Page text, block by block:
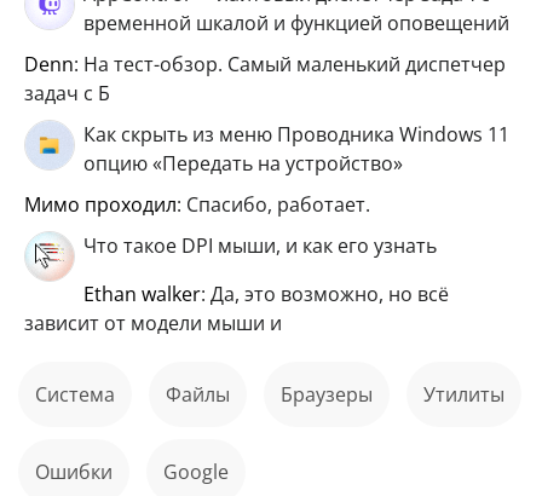
временной шкалой и функцией оповещений
Denn: На тест-обзор. Самый маленький диспетчер
задач с Б
Как скрыть из меню Проводника Windows 11
опцию «Передать на устройство»
мимо проходил: Спасибо, работает.
Что такое DPI мыши, и как его узнать
ethan walker: Да, это возможно, но всё
зависит от модели мыши и
Система файлы Браузеры Утилиты
ошибки Google